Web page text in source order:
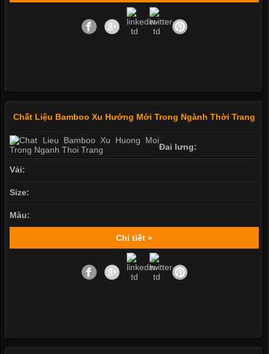
Chất Liệu Bamboo Xu Hướng Mới Trong Ngành Thời Trang
Đai lưng:
Vải:
Size:
Màu:
Chi tiết »